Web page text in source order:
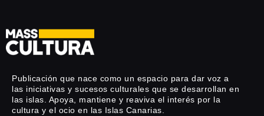
Publicación que nace como un espacio para dar voz a
las iniciativas y sucesos culturales que se desarrollan en
las islas. Apoya, mantiene y reaviva el interés por la
cultura y el ocio en las Islas Canarias.